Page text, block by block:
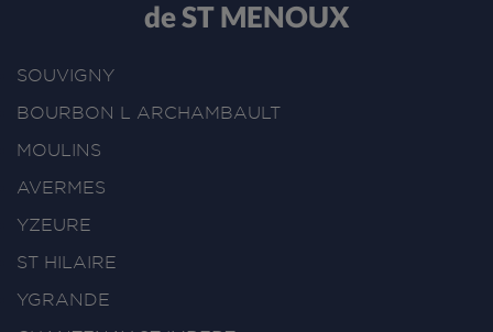
de ST MENOUX
SOUVIGNY
BOURBON L ARCHAMBAULT
MOULINS
AVERMES
YZEURE
ST HILAIRE
YGRANDE